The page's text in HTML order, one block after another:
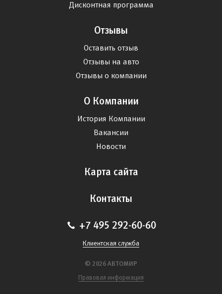
© 2026 АВТОМИР
Правовая информация
Дисконтная программа
Отзывы
Оставить отзыв
Отзывы на авто
Отзывы о компании
О Компании
История Компании
Вакансии
Новости
Карта сайта
Контакты
+7 495 292-60-60
Клиентская служба